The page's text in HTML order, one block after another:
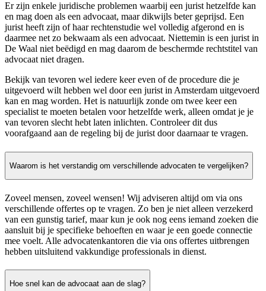
Er zijn enkele juridische problemen waarbij een jurist hetzelfde kan
en mag doen als een advocaat, maar dikwijls beter geprijsd. Een
jurist heeft zijn of haar rechtenstudie wel volledig afgerond en is
daarmee net zo bekwaam als een advocaat. Niettemin is een jurist in
De Waal niet beëdigd en mag daarom de beschermde rechtstitel van
advocaat niet dragen.
Bekijk van tevoren wel iedere keer even of de procedure die je
uitgevoerd wilt hebben wel door een jurist in Amsterdam uitgevoerd
kan en mag worden. Het is natuurlijk zonde om twee keer een
specialist te moeten betalen voor hetzelfde werk, alleen omdat je je
van tevoren slecht hebt laten inlichten. Controleer dit dus
voorafgaand aan de regeling bij de jurist door daarnaar te vragen.
Waarom is het verstandig om verschillende advocaten te vergelijken?
Zoveel mensen, zoveel wensen! Wij adviseren altijd om via ons
verschillende offertes op te vragen. Zo ben je niet alleen verzekerd
van een gunstig tarief, maar kun je ook nog eens iemand zoeken die
aansluit bij je specifieke behoeften en waar je een goede connectie
mee voelt. Alle advocatenkantoren die via ons offertes uitbrengen
hebben uitsluitend vakkundige professionals in dienst.
Hoe snel kan de advocaat aan de slag?